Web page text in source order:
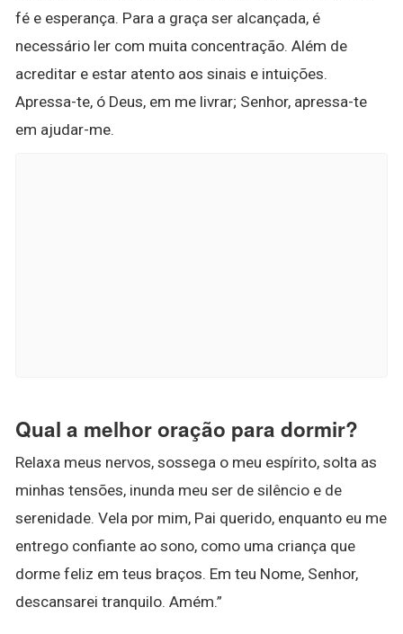
fé e esperança. Para a graça ser alcançada, é
necessário ler com muita concentração. Além de
acreditar e estar atento aos sinais e intuições.
Apressa-te, ó Deus, em me livrar; Senhor, apressa-te
em ajudar-me.
Qual a melhor oração para dormir?
Relaxa meus nervos, sossega o meu espírito, solta as
minhas tensões, inunda meu ser de silêncio e de
serenidade. Vela por mim, Pai querido, enquanto eu me
entrego confiante ao sono, como uma criança que
dorme feliz em teus braços. Em teu Nome, Senhor,
descansarei tranquilo. Amém.”